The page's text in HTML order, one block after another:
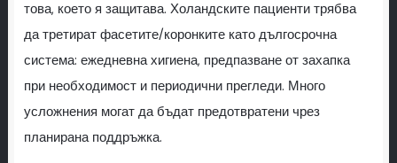
това, което я защитава. Холандските пациенти трябва
да третират фасетите/коронките като дългосрочна
система: ежедневна хигиена, предпазване от захапка
при необходимост и периодични прегледи. Много
усложнения могат да бъдат предотвратени чрез
планирана поддръжка.